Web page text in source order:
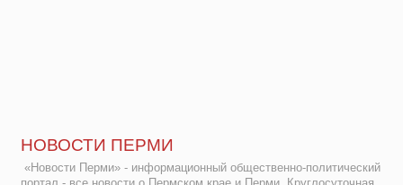
НОВОСТИ ПЕРМИ
«Новости Перми» - информационный общественно-политический